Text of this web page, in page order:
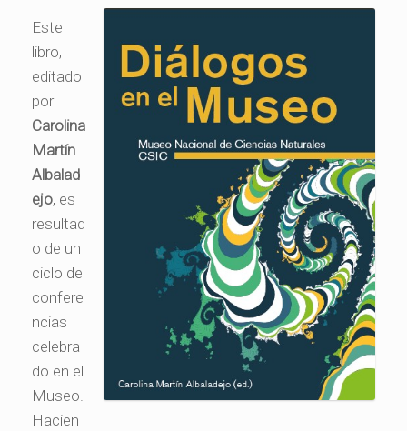
Este
libro,
editado
por
Carolina
Martín
Albalad
ejo, es
resultad
o de un
ciclo de
confere
ncias
celebra
do en el
Museo.
Hacien